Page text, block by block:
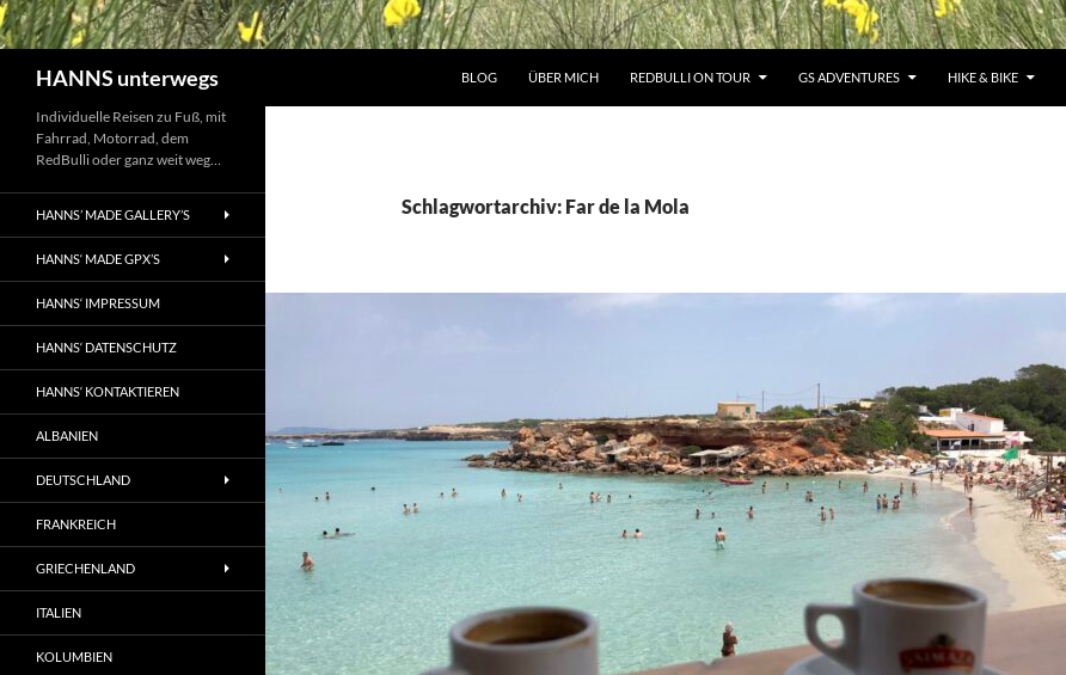
HANNS unterwegs BLOG ÜBER MICH REDBULLI ON TOUR GS ADVENTURES HIKE & BIKE
Schlagwortarchiv: Far de la Mola
Individuelle Reisen zu Fuß, mit
Fahrrad, Motorrad, dem
RedBulli oder ganz weit weg…
HANNS’ MADE GALLERY’S
HANNS‘ MADE GPX’S
HANNS‘ IMPRESSUM
HANNS‘ DATENSCHUTZ
HANNS‘ KONTAKTIEREN
ALBANIEN
DEUTSCHLAND
FRANKREICH
GRIECHENLAND
ITALIEN
KOLUMBIEN